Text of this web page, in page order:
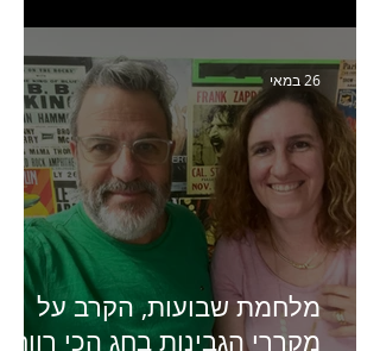
מחבר הספר "מסע פרסום:
פרקים בחיי הפרסום
מלחמת שבועות, הקרב על
מקררי הגבינות בחג הכי רווחי
26 במאי